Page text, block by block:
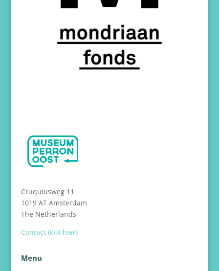
Cruquiusweg 11
1019 AT Amsterdam
The Netherlands
Contact (klik hier)
Menu